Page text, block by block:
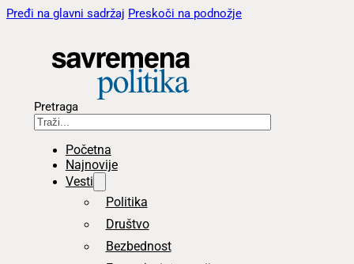
Pređi na glavni sadržaj Preskoči na podnožje
Pretraga
Početna
Najnovije
Vesti
Politika
Društvo
Bezbednost